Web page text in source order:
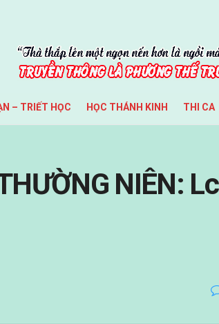
– TRIẾT HỌC HỌC THÁNH KINH THI CA
NIÊN: Lc